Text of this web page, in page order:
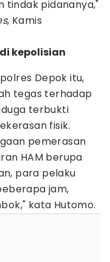
tindak pidananya,"
, Kamis
kepolisian
Depok itu,
tegas terhadap
terbukti
fisik.
pemerasan
HAM berupa
para pelaku
jam,
kata Hutomo.